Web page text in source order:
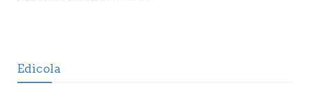
Edicola